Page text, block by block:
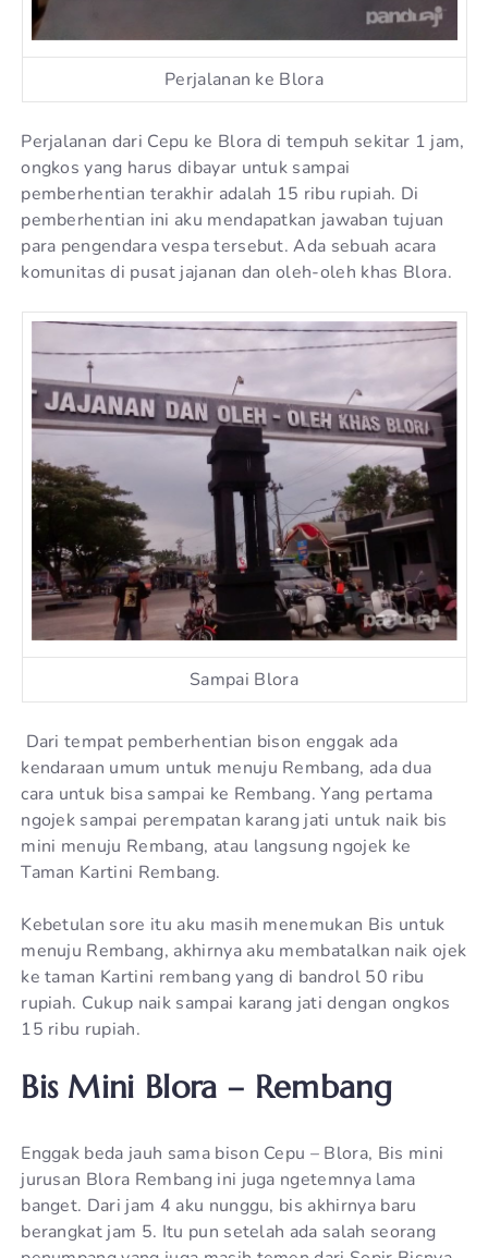
Perjalanan ke Blora
Perjalanan dari Cepu ke Blora di tempuh sekitar 1 jam,
ongkos yang harus dibayar untuk sampai
pemberhentian terakhir adalah 15 ribu rupiah. Di
pemberhentian ini aku mendapatkan jawaban tujuan
para pengendara vespa tersebut. Ada sebuah acara
komunitas di pusat jajanan dan oleh-oleh khas Blora.
Sampai Blora
Dari tempat pemberhentian bison enggak ada
kendaraan umum untuk menuju Rembang, ada dua
cara untuk bisa sampai ke Rembang. Yang pertama
ngojek sampai perempatan karang jati untuk naik bis
mini menuju Rembang, atau langsung ngojek ke
Taman Kartini Rembang.
Kebetulan sore itu aku masih menemukan Bis untuk
menuju Rembang, akhirnya aku membatalkan naik ojek
ke taman Kartini rembang yang di bandrol 50 ribu
rupiah. Cukup naik sampai karang jati dengan ongkos
15 ribu rupiah.
Bis Mini Blora – Rembang
Enggak beda jauh sama bison Cepu – Blora, Bis mini
jurusan Blora Rembang ini juga ngetemnya lama
banget. Dari jam 4 aku nunggu, bis akhirnya baru
berangkat jam 5. Itu pun setelah ada salah seorang